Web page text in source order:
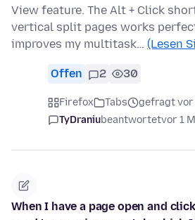
View feature. The Alt + Click
vertical split pages works
improves my multitask… (Lesen
Offen 2 30
Firefox Tabs
gefragt vor
TyDraniubeantwortetvor 1
When I have a page open and